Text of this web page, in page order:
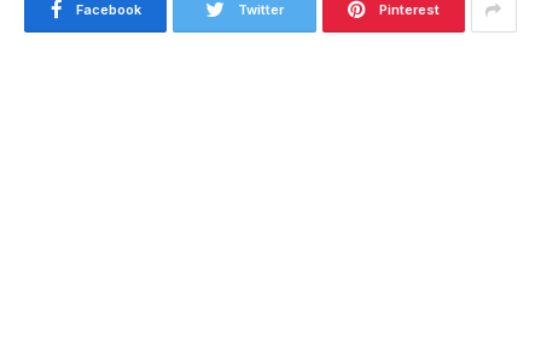
Facebook Twitter Pinterest